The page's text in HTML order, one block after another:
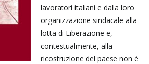
lavoratori italiani e dalla loro
organizzazione sindacale alla
lotta di Liberazione e,
contestualmente, alla
ricostruzione del paese non è